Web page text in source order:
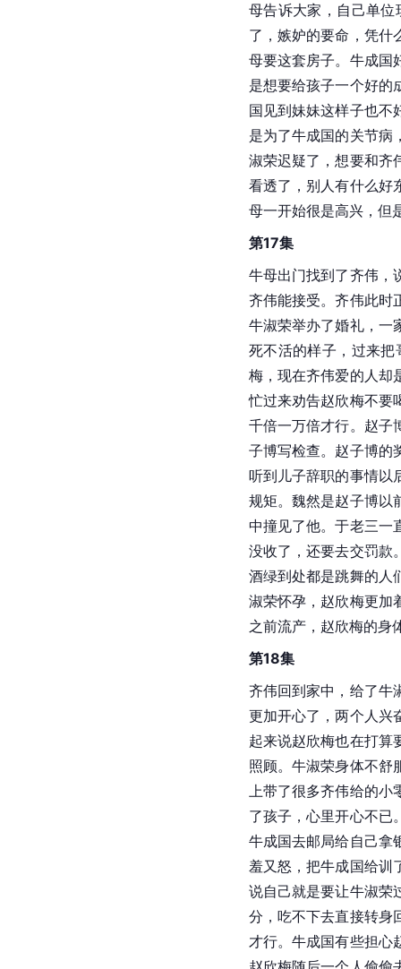
母告诉大家，自己单
了，嫉妒的要命，凭什
母要这套房子。牛成国
是想要给孩子一个好的
国见到妹妹这样子也不
是为了牛成国的关节病
淑荣迟疑了，想要和齐
看透了，别人有什么好
母一开始很是高兴，但
第17集
牛母出门找到了齐伟，
齐伟能接受。齐伟此时
牛淑荣举办了婚礼，一
死不活的样子，过来
梅，现在齐伟爱的人却
忙过来劝告赵欣梅不要
千倍一万倍才行。赵子
子博写检查。赵子博的
听到儿子辞职的事情以
规矩。魏然是赵子博以
中撞见了他。于老三一
没收了，还要去交罚款
酒绿到处都是跳舞的人
淑荣怀孕，赵欣梅更加
之前流产，赵欣梅的身
第18集
齐伟回到家中，给了牛
更加开心了，两个人兴
起来说赵欣梅也在打算
照顾。牛淑荣身体不舒
上带了很多齐伟给的小
了孩子，心里开心不已
牛成国去邮局给自己拿
羞又怒，把牛成国给训
说自己就是要让牛淑荣
分，吃不下去直接转身
才行。牛成国有些担心